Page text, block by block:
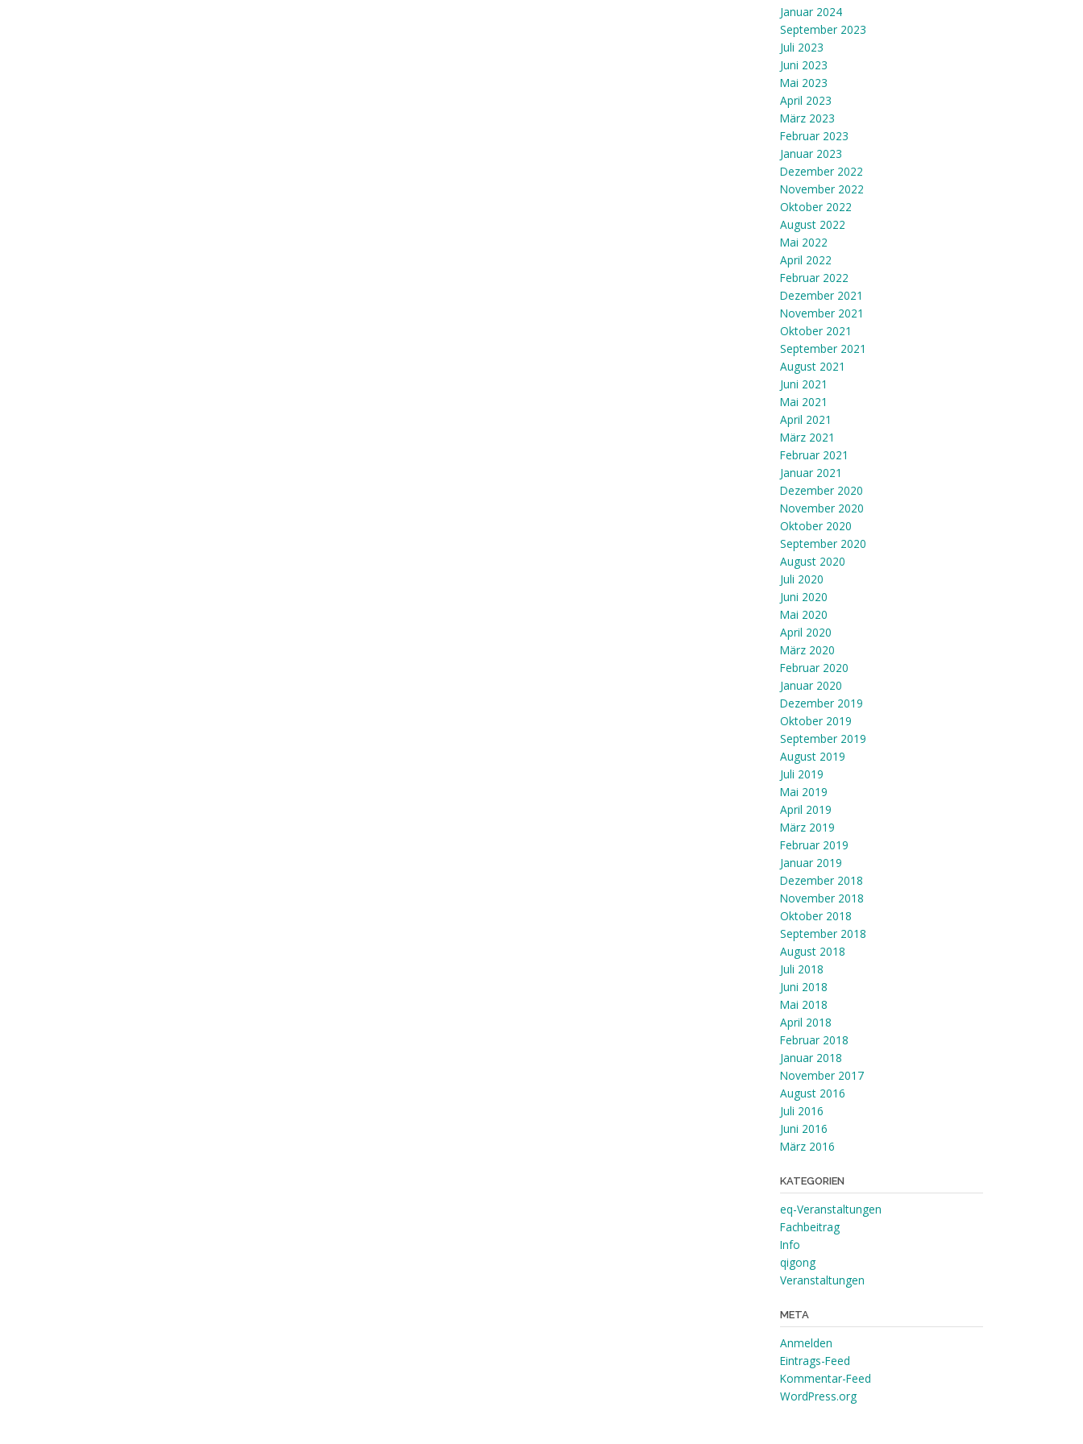
Januar 2024
September 2023
Juli 2023
Juni 2023
Mai 2023
April 2023
März 2023
Februar 2023
Januar 2023
Dezember 2022
November 2022
Oktober 2022
August 2022
Mai 2022
April 2022
Februar 2022
Dezember 2021
November 2021
Oktober 2021
September 2021
August 2021
Juni 2021
Mai 2021
April 2021
März 2021
Februar 2021
Januar 2021
Dezember 2020
November 2020
Oktober 2020
September 2020
August 2020
Juli 2020
Juni 2020
Mai 2020
April 2020
März 2020
Februar 2020
Januar 2020
Dezember 2019
Oktober 2019
September 2019
August 2019
Juli 2019
Mai 2019
April 2019
März 2019
Februar 2019
Januar 2019
Dezember 2018
November 2018
Oktober 2018
September 2018
August 2018
Juli 2018
Juni 2018
Mai 2018
April 2018
Februar 2018
Januar 2018
November 2017
August 2016
Juli 2016
Juni 2016
März 2016
KATEGORIEN
eq-Veranstaltungen
Fachbeitrag
Info
qigong
Veranstaltungen
META
Anmelden
Eintrags-Feed
Kommentar-Feed
WordPress.org